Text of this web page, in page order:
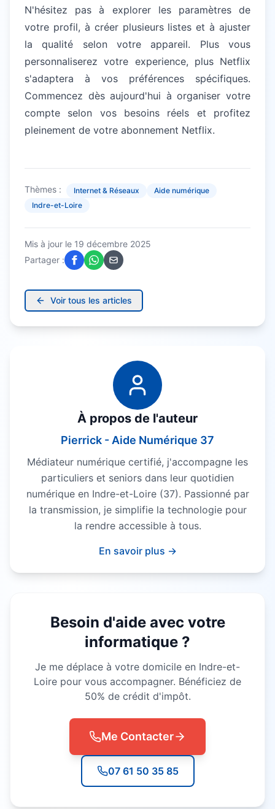
N'hésitez pas à explorer les paramètres de
votre profil, à créer plusieurs listes et à ajuster
la qualité selon votre appareil. Plus vous
personnaliserez votre experience, plus Netflix
s'adaptera à vos préférences spécifiques.
Commencez dès aujourd'hui à organiser votre
compte selon vos besoins réels et profitez
pleinement de votre abonnement Netflix.
Thèmes : Internet & Réseaux
Aide numérique
Indre-et-Loire
Mis à jour le 19 décembre 2025
Partager :
Voir tous les articles
À propos de l'auteur
Pierrick - Aide Numérique 37
Médiateur numérique certifié, j'accompagne les
particuliers et seniors dans leur quotidien
numérique en Indre-et-Loire (37). Passionné par
la transmission, je simplifie la technologie pour
la rendre accessible à tous.
En savoir plus →
Besoin d'aide avec votre
informatique ?
Je me déplace à votre domicile en Indre-et-
Loire pour vous accompagner. Bénéficiez de
50% de crédit d'impôt.
Me Contacter
07 61 50 35 85